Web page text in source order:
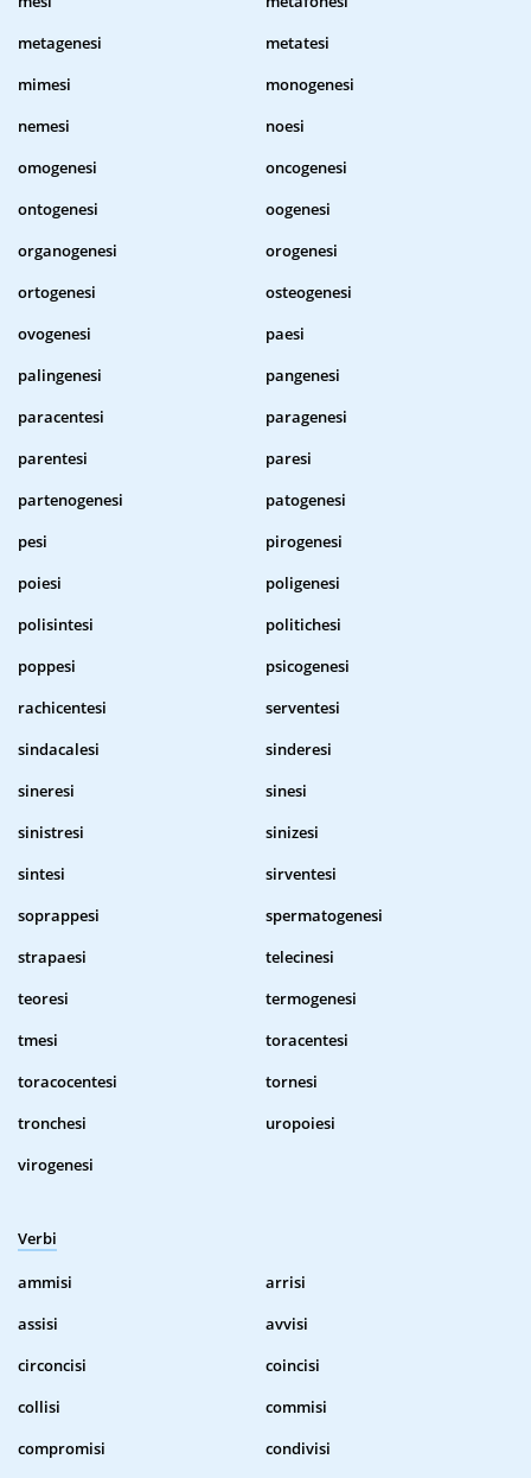
metagenesi
metatesi
mimesi
monogenesi
nemesi
noesi
omogenesi
oncogenesi
ontogenesi
oogenesi
organogenesi
orogenesi
ortogenesi
osteogenesi
ovogenesi
paesi
palingenesi
pangenesi
paracentesi
paragenesi
parentesi
paresi
partenogenesi
patogenesi
pesi
pirogenesi
poiesi
poligenesi
polisintesi
politichesi
poppesi
psicogenesi
rachicentesi
serventesi
sindacalesi
sinderesi
sineresi
sinesi
sinistresi
sinizesi
sintesi
sirventesi
soprappesi
spermatogenesi
strapaesi
telecinesi
teoresi
termogenesi
tmesi
toracentesi
toracocentesi
tornesi
tronchesi
uropoiesi
virogenesi
Verbi
ammisi
arrisi
assisi
avvisi
circoncisi
coincisi
collisi
commisi
compromisi
condivisi